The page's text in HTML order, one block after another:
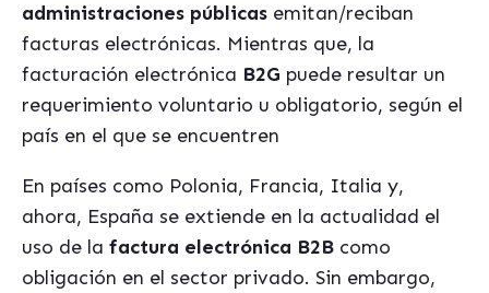
administraciones públicas emitan/reciban
facturas electrónicas. Mientras que, la
facturación electrónica B2G puede resultar un
requerimiento voluntario u obligatorio, según el
país en el que se encuentren
En países como Polonia, Francia, Italia y,
ahora, España se extiende en la actualidad el
uso de la factura electrónica B2B como
obligación en el sector privado. Sin embargo,